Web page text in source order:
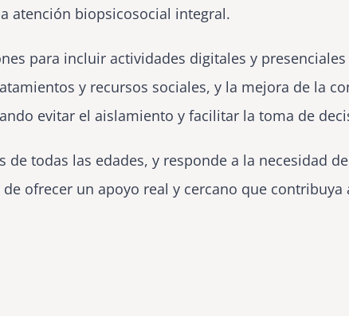
atención biopsicosocial integral.
para incluir actividades digitales y
y recursos sociales, y la mejora de la
evitar el aislamiento y facilitar la toma de
de todas las edades, y responde a la necesidad
ofrecer un apoyo real y cercano que